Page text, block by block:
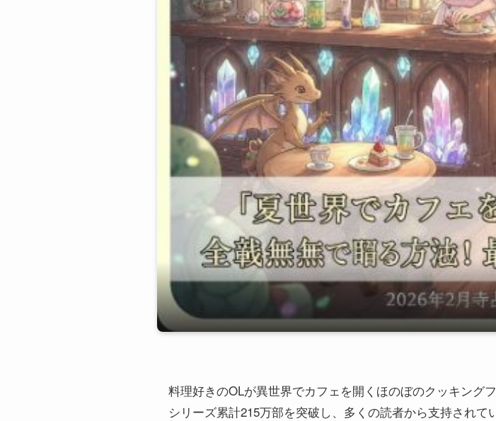
料理好きのOLが異世界でカフェを開くほのぼのクッキング
シリーズ累計215万部を突破し、多くの読者から支持されて